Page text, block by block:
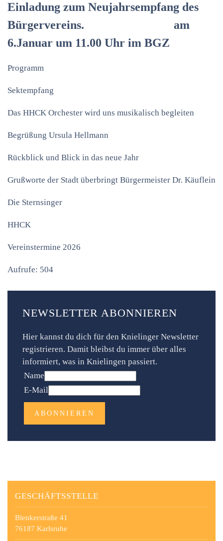
Einladung zum Neujahrsempfang des
Bürgervereins. am
6.Januar um 11.00 Uhr im BGZ
Programm
Sektempfang
Das HHCK Orchester wird uns musikalisch begleiten
Begrüßung Ursula Hellmann
Rückblick und Blick in das neue Jahr
Grußworte der Stadt überbringt Bürgermeister Dr. Käuflein
Die Sternsinger
HHCK
Vereinstermine 2026
Aufrufe: 504
NEWSLETTER ABONNIEREN
Hier kannst du dich für den Knielinger Newsletter
registrieren. Damit bleibst du immer über alles
informiert, was in Knielingen passiert.
Name
E-Mail
ABONNIEREN
GESCHÄFTSSTELLE
Blenkerstraße 41
76187 Karlsruhe